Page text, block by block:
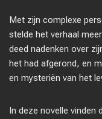
Met zijn complexe
stelde het verhaal
deed nadenken over
het had afgerond, en
en mysteriën van het
In deze novelle vinden